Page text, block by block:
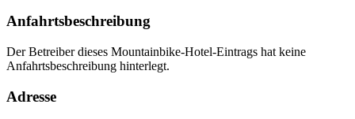
Anfahrtsbeschreibung
Der Betreiber dieses Mountainbike-Hotel-Eintrags hat keine
Anfahrtsbeschreibung hinterlegt.
Adresse